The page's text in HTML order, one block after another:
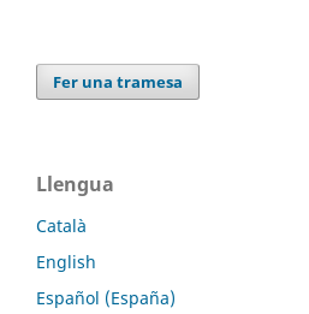
Fer una tramesa
Llengua
Català
English
Español (España)